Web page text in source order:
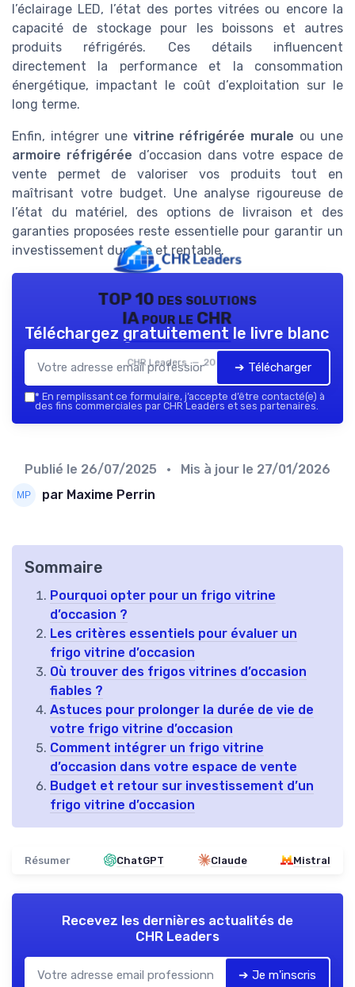
l’éclairage LED, l’état des portes vitrées ou encore la
capacité de stockage pour les boissons et autres
produits réfrigérés. Ces détails influencent
directement la performance et la consommation
énergétique, impactant le coût d’exploitation sur le
long terme.
Enfin, intégrer une vitrine réfrigérée murale ou une
armoire réfrigérée d’occasion dans votre espace de
vente permet de valoriser vos produits tout en
maîtrisant votre budget. Une analyse rigoureuse de
l’état du matériel, des options de livraison et des
garanties proposées reste essentielle pour garantir un
investissement durable et rentable.
TOP 10 des solutions
IA pour le CHR
CHR Leaders — 2026
Téléchargez gratuitement le livre blanc
➔ Télécharger
* En remplissant ce formulaire, j’accepte d’être contacté(e) à
des fins commerciales par CHR Leaders et ses partenaires.
Publié le 26/07/2025 • Mis à jour le 27/01/2026
par Maxime Perrin
Sommaire
Pourquoi opter pour un frigo vitrine
d’occasion ?
Les critères essentiels pour évaluer un
frigo vitrine d’occasion
Où trouver des frigos vitrines d’occasion
fiables ?
Astuces pour prolonger la durée de vie de
votre frigo vitrine d’occasion
Comment intégrer un frigo vitrine
d’occasion dans votre espace de vente
Budget et retour sur investissement d’un
frigo vitrine d’occasion
Résumer ChatGPT Claude Mistral
Recevez les dernières actualités de
CHR Leaders
➔ Je m'inscris